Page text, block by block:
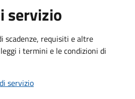
servizio
scadenze, requisiti e altre
i termini e le condizioni di
servizio